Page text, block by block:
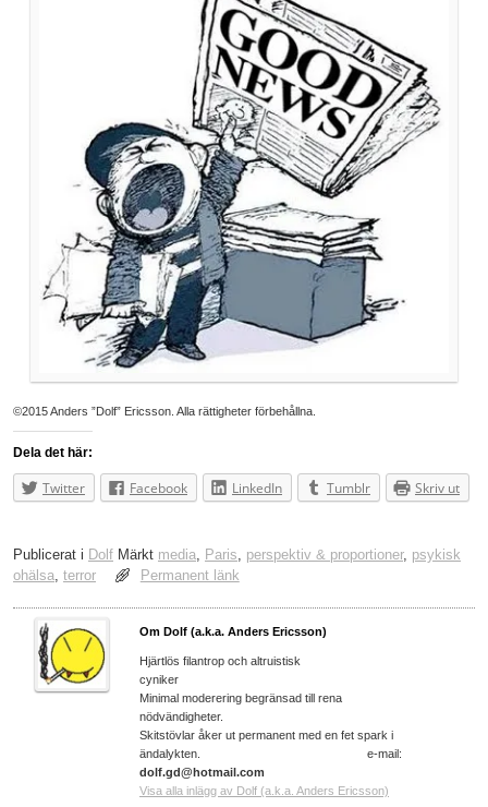
©2015 Anders ”Dolf” Ericsson. Alla rättigheter förbehållna.
Dela det här:
Twitter Facebook LinkedIn Tumblr Skriv ut
Publicerat i Dolf Märkt media Paris perspektiv & proportioner, psykisk
ohälsa terror Permanent länk
Om Dolf (a.k.a. Anders Ericsson)
Hjärtlös filantrop och altruistisk
cyniker
Minimal moderering begränsad till rena
nödvändigheter.
Skitstövlar åker ut permanent med en fet spark i
ändalykten. e-mail:
dolf.gd@hotmail.com
Visa alla inlägg av Dolf (a.k.a. Anders Ericsson)